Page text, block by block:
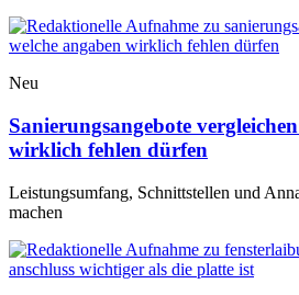
Neu
Sanierungsangebote
wirklich fehlen dürfen
Leistungsumfang, Schnittstellen und
machen